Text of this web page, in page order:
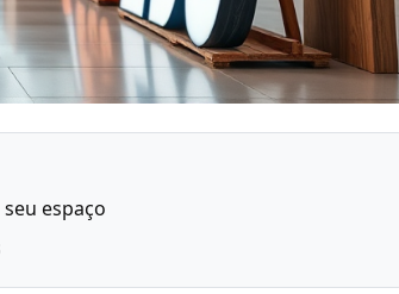
espaço